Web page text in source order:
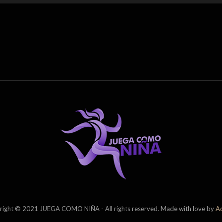
© 2021 JUEGA COMO NIÑA - All rights reserved. Made with love by